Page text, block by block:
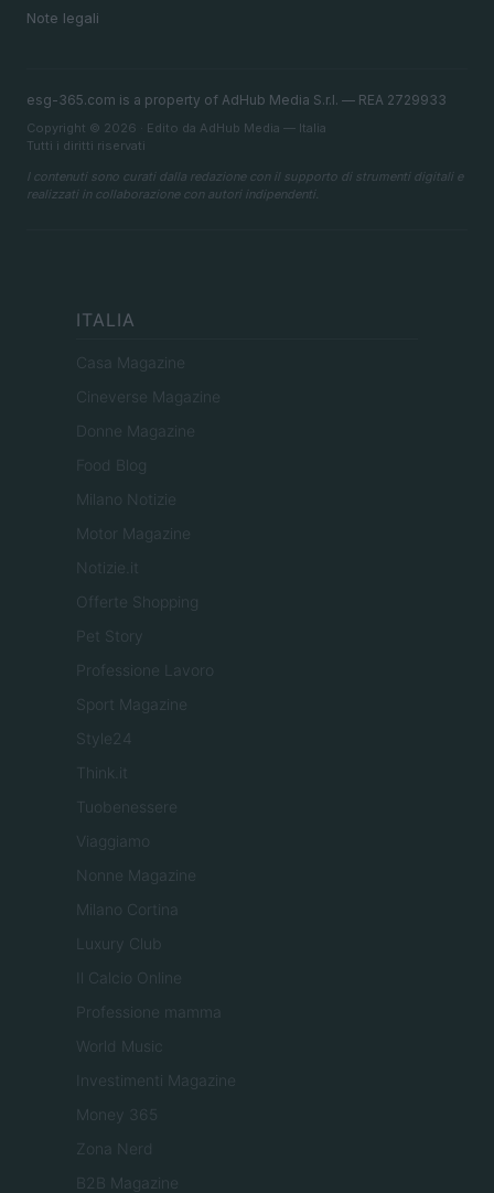
Note legali
esg-365.com is a property of AdHub Media S.r.l. — REA 2729933
Copyright © 2026 · Edito da AdHub Media — Italia
Tutti i diritti riservati
I contenuti sono curati dalla redazione con il supporto di strumenti digitali e
realizzati in collaborazione con autori indipendenti.
ITALIA
Casa Magazine
Cineverse Magazine
Donne Magazine
Food Blog
Milano Notizie
Motor Magazine
Notizie.it
Offerte Shopping
Pet Story
Professione Lavoro
Sport Magazine
Style24
Think.it
Tuobenessere
Viaggiamo
Nonne Magazine
Milano Cortina
Luxury Club
Il Calcio Online
Professione mamma
World Music
Investimenti Magazine
Money 365
Zona Nerd
B2B Magazine